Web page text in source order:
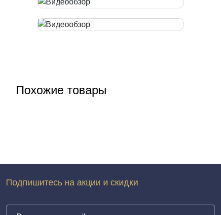
Похожие товары
Подпишитесь на акции и скидки